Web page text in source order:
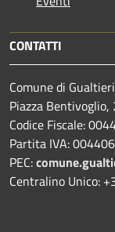
CONTATTI
Comune di Gualtieri
Piazza
Codice Fiscale:
Partita IVA:
PEC:
Centralino Unico: